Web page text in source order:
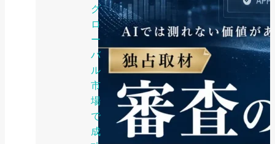
グ
ロ
ー
バ
ル
市
場
で
成